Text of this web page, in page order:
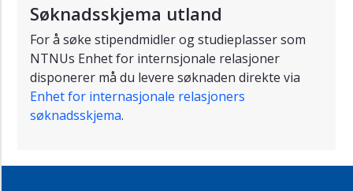
Søknadsskjema utland
For å søke stipendmidler og studieplasser som
NTNUs Enhet for internsjonale relasjoner
disponerer må du levere søknaden direkte via
Enhet for internasjonale relasjoners
søknadsskjema.